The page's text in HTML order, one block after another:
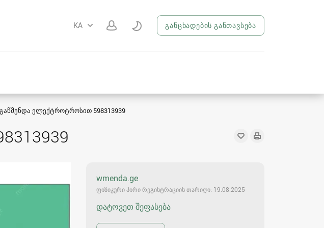
KA განცხადების განთავსება
ელექტროტროსით 598313939
wmenda.ge
ფიზიკური პირი რეგისტრაციის თარიღი: 19.08.2025
დატოვეთ შეფასება